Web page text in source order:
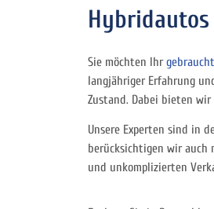
Hybridautos
Sie möchten Ihr
langjähriger Erfahrung
Zustand. Dabei bieten
Unsere Experten sind in
berücksichtigen wir auch
und unkomplizierten